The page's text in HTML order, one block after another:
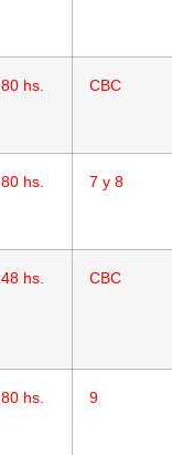
80 hs. CBC
80 hs. 7 y 8
48 hs. CBC
80 hs. 9